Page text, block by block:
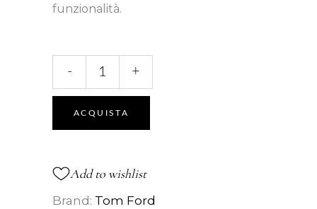
funzionalità.
quantità
- +
ACQUISTA
Add to wishlist
Brand: Tom Ford